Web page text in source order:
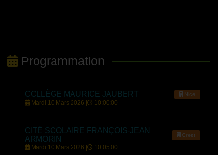
Programmation
COLLÈGE MAURICE JAUBERT Nice
Mardi 10 Mars 2026 | 10:00:00
CITÉ SCOLAIRE FRANÇOIS-JEAN
ARMORIN
Crest
Mardi 10 Mars 2026 | 10:05:00